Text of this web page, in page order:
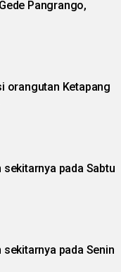
orangutan Ketapang
pada Sabtu
pada Senin